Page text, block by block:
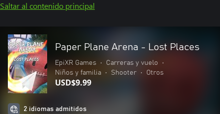
Saltar al contenido principal
Paper Plane Arena - Lost Places
EpiXR Games • Carreras y vuelo
•
Niños y familia
• Shooter • Otros
USD$9.99
2 idiomas admitidos